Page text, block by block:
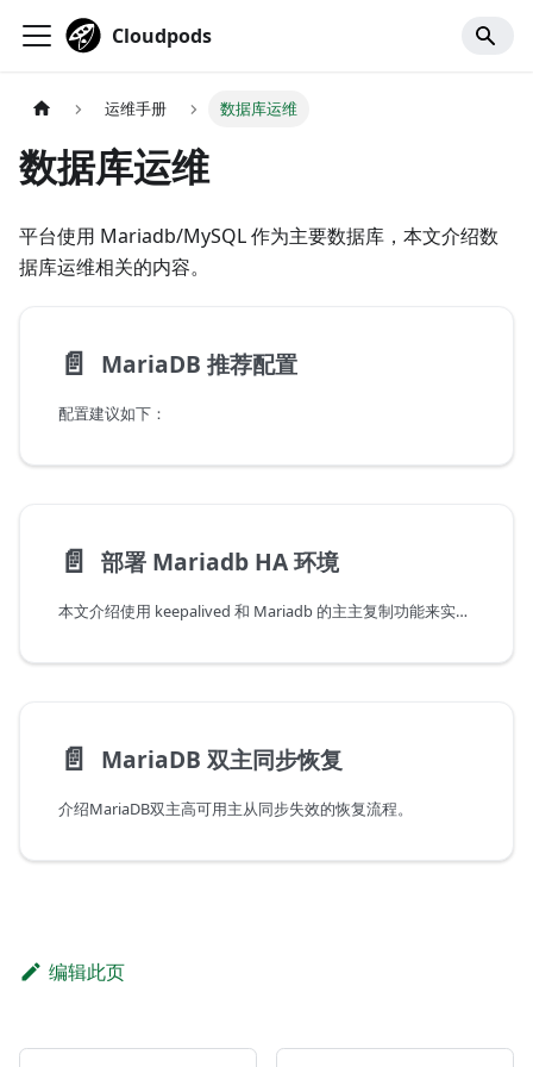
Cloudpods
运维手册 数据库运维
数据库运维
平台使用 Mariadb/MySQL 作为主要数据库，本文介绍数
据库运维相关的内容。
📄️ MariaDB 推荐配置
配置建议如下：
📄️ 部署 Mariadb HA 环境
本文介绍使用 keepalived 和 Mariadb 的主主复制功能来实现 DB 的高可用。
📄️ MariaDB 双主同步恢复
介绍MariaDB双主高可用主从同步失效的恢复流程。
编辑此页